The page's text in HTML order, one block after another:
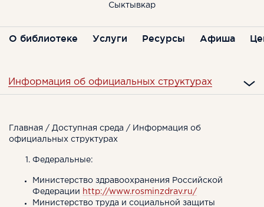
Сыктывкар
О библиотеке Услуги Ресурсы Афиша
Информация об официальных структурах
Главная / Доступная среда / Информация об
официальных структурах
Федеральные:
Министерство здравоохранения Российской
Федерации http://www.rosminzdrav.ru/
Министерство труда и социальной защиты